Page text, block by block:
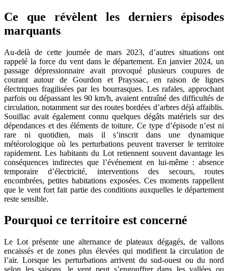
Ce que révèlent les derniers épisodes
marquants
Au-delà de cette journée de mars 2023, d’autres situations ont
rappelé la force du vent dans le département. En janvier 2024, un
passage dépressionnaire avait provoqué plusieurs coupures de
courant autour de Gourdon et Prayssac, en raison de lignes
électriques fragilisées par les bourrasques. Les rafales, approchant
parfois ou dépassant les 90 km/h, avaient entraîné des difficultés de
circulation, notamment sur des routes bordées d’arbres déjà affaiblis.
Souillac avait également connu quelques dégâts matériels sur des
dépendances et des éléments de toiture. Ce type d’épisode n’est ni
rare ni quotidien, mais il s’inscrit dans une dynamique
météorologique où les perturbations peuvent traverser le territoire
rapidement. Les habitants du Lot retiennent souvent davantage les
conséquences indirectes que l’événement en lui-même : absence
temporaire d’électricité, interventions des secours, routes
encombrées, petites habitations exposées. Ces moments rappellent
que le vent fort fait partie des conditions auxquelles le département
reste sensible.
Pourquoi ce territoire est concerné
Le Lot présente une alternance de plateaux dégagés, de vallons
encaissés et de zones plus élevées qui modifient la circulation de
l’air. Lorsque les perturbations arrivent du sud-ouest ou du nord